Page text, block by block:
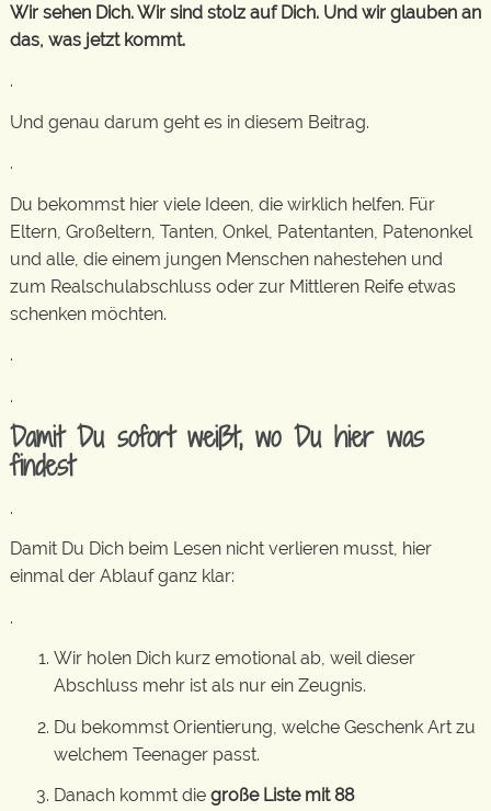
Wir sehen Dich. Wir sind stolz auf Dich. Und wir glauben an
das, was jetzt kommt.
.
Und genau darum geht es in diesem Beitrag.
.
Du bekommst hier viele Ideen, die wirklich helfen. Für
Eltern, Großeltern, Tanten, Onkel, Patentanten, Patenonkel
und alle, die einem jungen Menschen nahestehen und
zum Realschulabschluss oder zur Mittleren Reife etwas
schenken möchten.
.
.
Damit Du sofort weißt, wo Du hier was
findest
.
Damit Du Dich beim Lesen nicht verlieren musst, hier
einmal der Ablauf ganz klar:
.
Wir holen Dich kurz emotional ab, weil dieser
Abschluss mehr ist als nur ein Zeugnis.
Du bekommst Orientierung, welche Geschenk Art zu
welchem Teenager passt.
Danach kommt die große Liste mit 88